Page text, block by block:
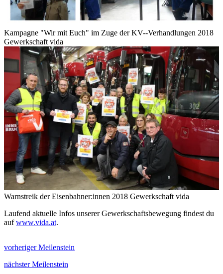
Kampagne "Wir mit Euch" im Zuge der KV--Verhandlungen 2018
Gewerkschaft vida
Warnstreik der Eisenbahner:innen 2018 Gewerkschaft vida
Laufend aktuelle Infos unserer Gewerkschaftsbewegung findest du
aufwww.vida.at.
vorheriger Meilenstein
nächster Meilenstein